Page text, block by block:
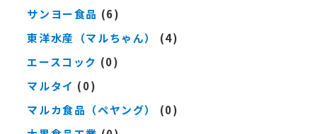
サンヨー食品 (6)
東洋水産（マルちゃん）
(4)
エースコック (0)
マルタイ (0)
マルカ食品（ペヤング）
(0)